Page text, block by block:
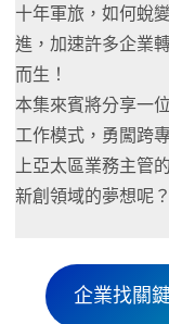
十年軍旅，如何蛻
進，加速許多企業
而生！
本集來賓將分享一
工作模式，勇闖跨
上亞太區業務主管
新創領域的夢想呢？
企業找關